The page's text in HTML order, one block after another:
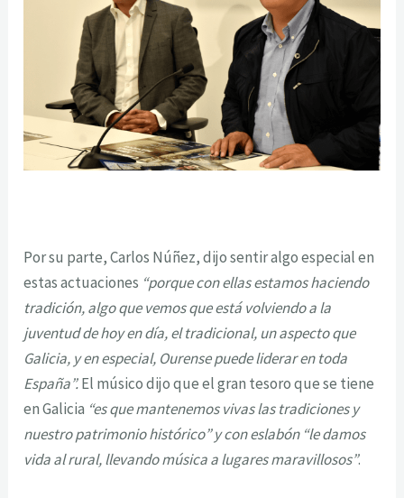
Por su parte, Carlos Núñez, dijo sentir algo especial en
estas actuaciones “porque con ellas estamos haciendo
tradición, algo que vemos que está volviendo a la
juventud de hoy en día, el tradicional, un aspecto que
Galicia, y en especial, Ourense puede liderar en toda
España”.El músico dijo que el gran tesoro que se tiene
en Galicia “es que mantenemos vivas las tradiciones y
nuestro patrimonio histórico” y con eslabón “le damos
vida al rural, llevando música a lugares maravillosos”.